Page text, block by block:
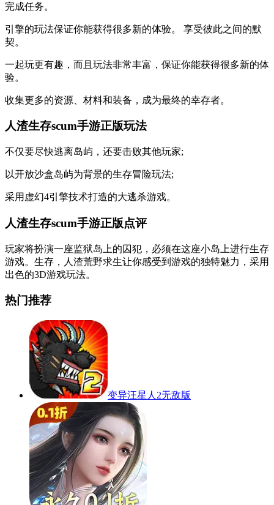
完成任务。
引擎的玩法保证你能获得很多新的体验。 享受彼此之间的默
契。
一起玩更有趣，而且玩法非常丰富，保证你能获得很多新的体
验。
收集更多的资源、材料和装备，成为最终的幸存者。
人渣生存scum手游正版玩法
不仅要尽快逃离岛屿，还要击败其他玩家;
以开放沙盒岛屿为背景的生存冒险玩法;
采用虚幻4引擎技术打造的大逃杀游戏。
人渣生存scum手游正版点评
玩家将扮演一座监狱岛上的囚犯，必须在这座小岛上进行生存
游戏。生存，人渣荒野求生让你感受到游戏的独特魅力，采用
出色的3D游戏玩法。
热门推荐
变异汪星人2无敌版